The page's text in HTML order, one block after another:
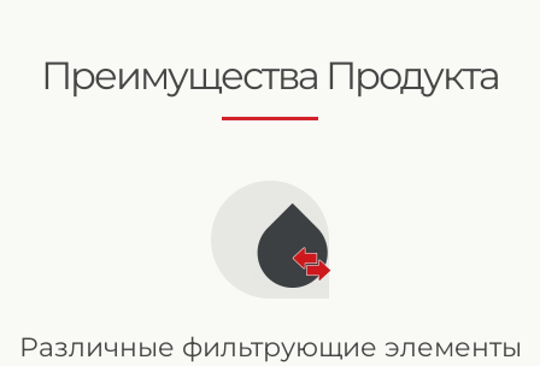
Преимущества Продукта
Различные фильтрующие элементы